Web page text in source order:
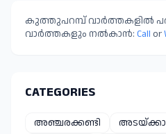
കുത്തുപറമ്പ് വാർത്തകളിൽ
വാർത്തകളും നൽകാൻ: Call or
CATEGORIES
അഞ്ചരക്കണ്ടി